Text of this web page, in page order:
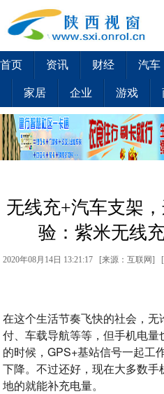
首页 资讯 财经 汽车
家居 企业 游戏
无线充+汽车支架
验：紫米无线
2020年08月14日 13:21:17 [来源：互联网] [
在这个生活节奏飞快的社会，
付、车载导航等等，但手机电
的时候，GPS+基站信号一起工
下降。不过还好，现在大多数手
地的就能补充电量。